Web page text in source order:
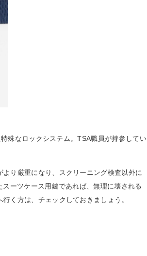
殊なロックシステム。TSA職員が持参してい
り厳重になり、スクリーニング検査以外に
ーツケース用鍵であれば、無理に壊される
く方は、チェックしておきましょう。